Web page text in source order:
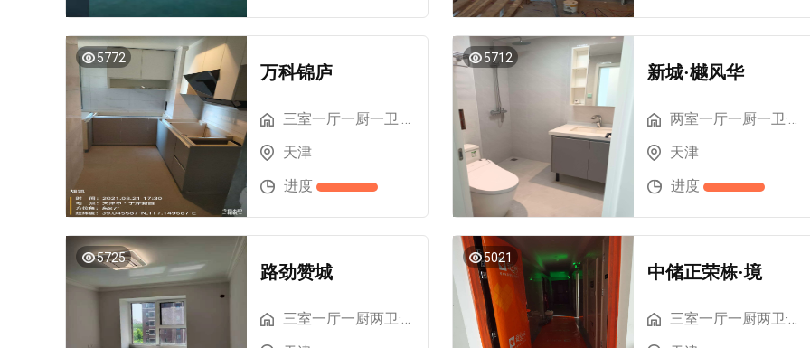
5772
万科锦庐
天津
进度
5712
新城·樾风华
天津
进度
5725
路劲赞城
5021
中储正荣栋·境